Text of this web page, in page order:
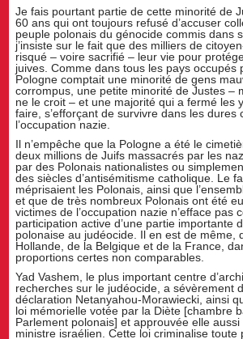
Je fais pourtant partie de cette minorité de
60 ans qui ont toujours refusé d’accuser
peuple polonais du génocide commis dans
j’insiste sur le fait que des milliers de
risqué – voire sacrifié – leur vie pour
juives. Comme dans tous les pays occupés
Pologne comptait une minorité de gens
corrompus, une petite minorité de Justes –
ne le croit – et une majorité qui a fermé les
faire, s’efforçant de survivre dans les dures
l’occupation nazie.
Il n’empêche que la Pologne a été le
deux millions de Juifs massacrés par les
par des Polonais nationalistes ou
des siècles d’antisémitisme catholique. Le
méprisaient les Polonais, ainsi que
et que de très nombreux Polonais ont été
victimes de l’occupation nazie n’efface pas
participation active d’une partie importante
polonaise au judéocide. Il en est de même,
Hollande, de la Belgique et de la France,
proportions certes non comparables.
Yad Vashem, le plus important centre
recherches sur le judéocide, a sévèrement
déclaration Netanyahou-Morawiecki, ainsi
loi mémorielle votée par la Diète [chambre
Parlement polonais] et approuvée elle
ministre israélien. Cette loi criminalise toute